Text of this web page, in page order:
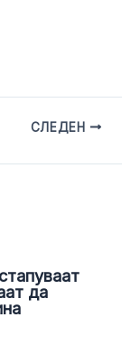
СЛЕДЕН
да